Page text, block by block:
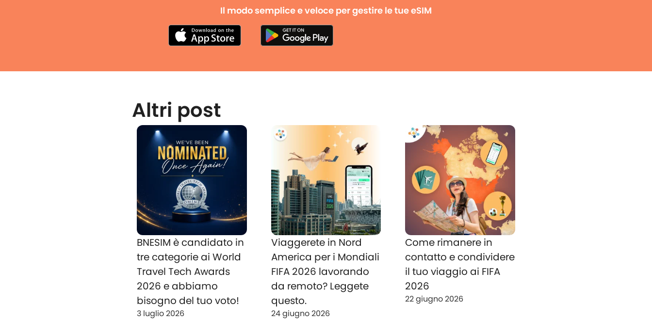
Il modo semplice e veloce per gestire le tue eSIM
Altri post
BNESIM è candidato in
tre categorie ai World
Travel Tech Awards
2026 e abbiamo
bisogno del tuo voto!
3 luglio 2026
Viaggerete in Nord
America per i Mondiali
FIFA 2026 lavorando
da remoto? Leggete
questo.
24 giugno 2026
Come rimanere in
contatto e condividere
il tuo viaggio ai FIFA
2026
22 giugno 2026